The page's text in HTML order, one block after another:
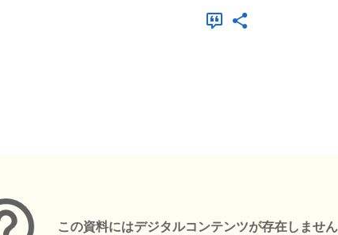
この資料にはデジタルコンテンツが存在しません